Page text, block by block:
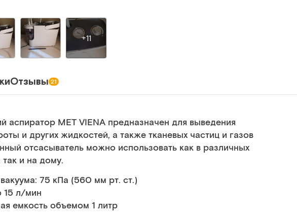
+11
Отзывы 21
аспиратор MET VIENA предназначен для выведения
и других жидкостей, а также тканевых частиц и газов
отсасыватель можно использовать как в различных
и на дому.
75 кПа (560 мм рт. ст.)
15 л/мин
емкость объемом 1 литр